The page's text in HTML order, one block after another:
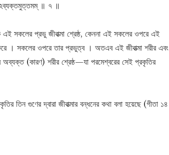
॥ ৭ ॥
এই সকলের প্রভু জীবাত্মা শ্রেষ্ঠ, কেননা এই সকলের ওপরে এই
। সকলের ওপরে তার প্রভুত্ব । অতএব এই জীবাত্মা শরীর এবং
অব্যক্ত (কারণ) শরীর শ্রেষ্ঠ—যা পরমেশ্বরের সেই প্রকৃতির
তিন গুণের দ্বারা জীবাত্মার বন্ধনের কথা বলা হয়েছে (গীতা ১৪